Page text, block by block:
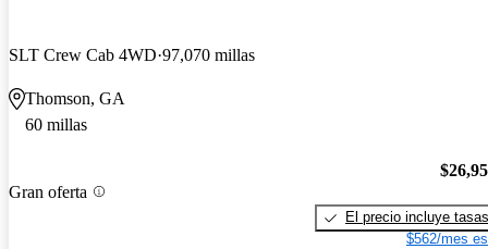
SLT Crew Cab 4WD 97,070 millas
Thomson, GA
60 millas
Gran oferta
El precio incluye tasas
$562/mes